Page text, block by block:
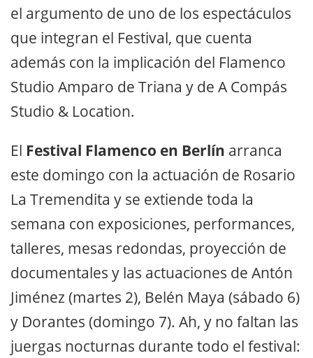
el argumento de uno de los espectáculos
que integran el Festival, que cuenta
además con la implicación del Flamenco
Studio Amparo de Triana y de A Compás
Studio & Location.
El Festival Flamenco en Berlín arranca
este domingo con la actuación de Rosario
La Tremendita y se extiende toda la
semana con exposiciones, performances,
talleres, mesas redondas, proyección de
documentales y las actuaciones de Antón
Jiménez (martes 2), Belén Maya (sábado 6)
y Dorantes (domingo 7). Ah, y no faltan las
juergas nocturnas durante todo el festival: